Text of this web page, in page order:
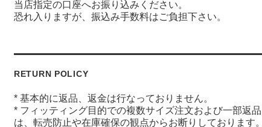
当店指定の口座へお振り込みください。
恐れ入りますが、振込み手数料はご負担下さい。
RETURN POLICY
* 基本的に返品、返金は行なっておりません。
* フィッティング目的での複数サイズ注文および一部返品
は、転売防止や在庫確保の観点からお断りしております。